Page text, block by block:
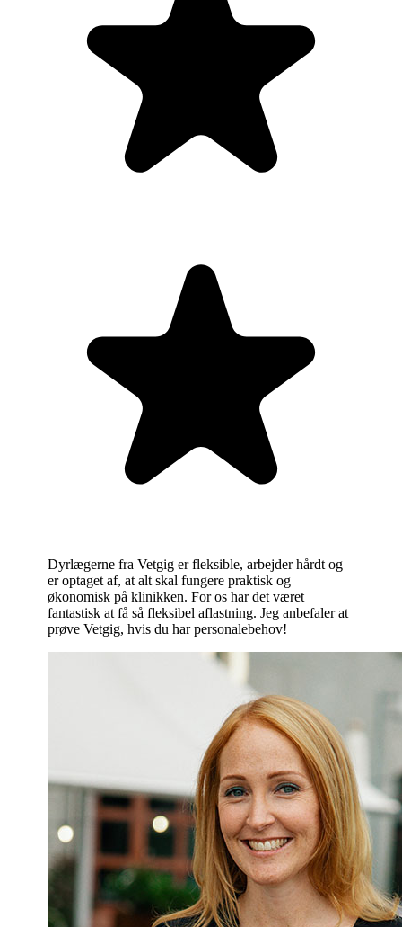
Dyrlægerne fra Vetgig er fleksible, arbejder hårdt og
er optaget af, at alt skal fungere praktisk og
økonomisk på klinikken. For os har det været
fantastisk at få så fleksibel aflastning. Jeg anbefaler at
prøve Vetgig, hvis du har personalebehov!